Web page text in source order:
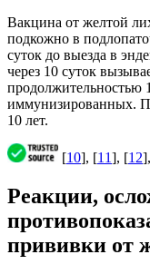
Вакцина от желтой
подкожно в
суток до выезда в
через 10 суток
продолжительностью
иммунизированных.
10 лет.
[10], [11], [12
Реакции,
прививки от